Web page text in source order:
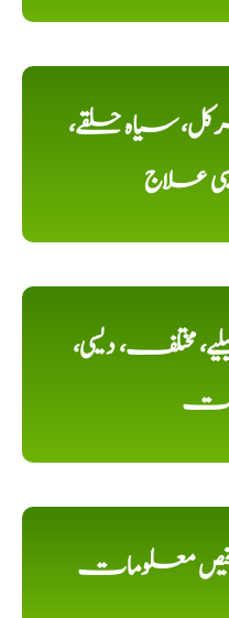
سیاہ حلقے،
علاج
مختلف، دیسی،
معلومات